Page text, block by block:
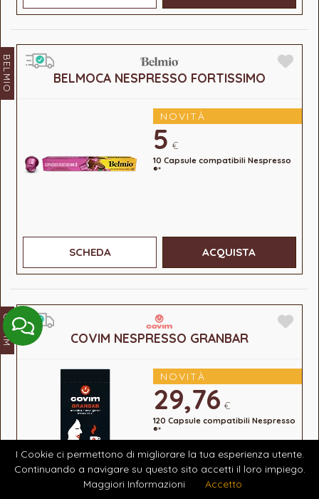
BELMIO BELMOCA NESPRESSO FORTISSIMO
NOVITÀ
5 €
10 Capsule compatibili Nespresso
®*
SCHEDA ACQUISTA
COVIM COVIM NESPRESSO GRANBAR
NOVITÀ
29,76 €
120 Capsule compatibili Nespresso
®*
I Cookie ci permettono di migliorare la tua esperienza utente.
Continuando a navigare su questo sito accetti il loro impiego.
Maggiori Informazioni
Accetto